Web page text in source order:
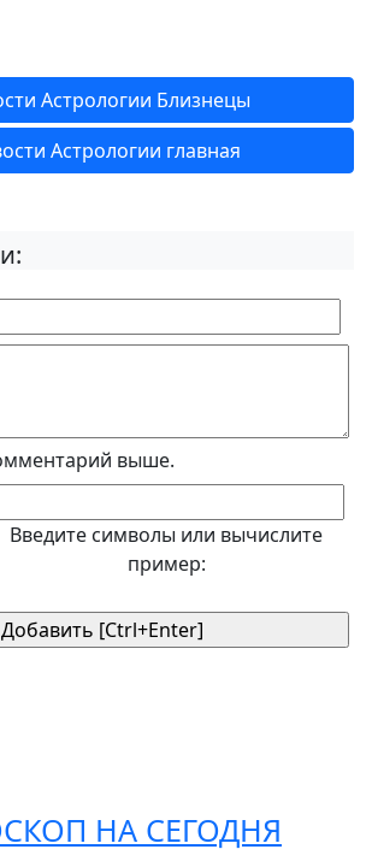
Астрологии Близнецы
Астрологии главная
выше.
Введите символы или вычислите
пример:
НА СЕГОДНЯ